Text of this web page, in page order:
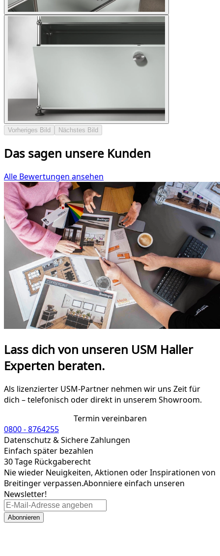
Vorheriges Bild Nächstes Bild
Das sagen unsere Kunden
Alle Bewertungen ansehen
Lass dich von unseren USM Haller
Experten beraten.
Als lizenzierter USM-Partner nehmen wir uns Zeit für
dich – telefonisch oder direkt in unserem Showroom.
Termin vereinbaren
0800 - 8764255
Datenschutz & Sichere Zahlungen
Einfach später bezahlen
30 Tage Rückgaberecht
Nie wieder Neuigkeiten, Aktionen oder Inspirationen von
Breitinger verpassen.Abonniere einfach unseren
Newsletter!
Abonnieren